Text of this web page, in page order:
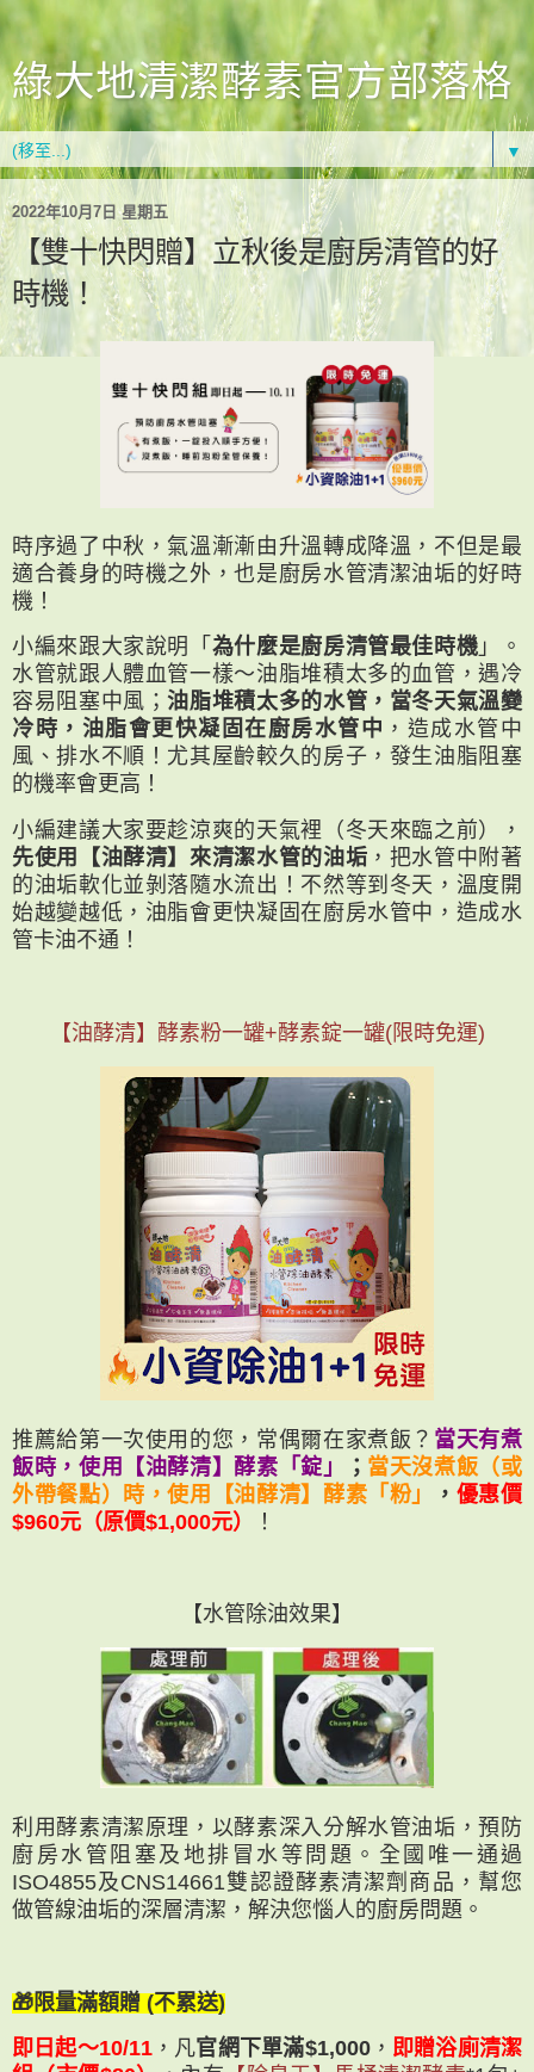
綠大地清潔酵素官方部落格
▼
2022年10月7日 星期五
【雙十快閃贈】立秋後是廚房清管的好
時機！
時序過了中秋，氣溫漸漸由升溫轉成降溫，不但是最
適合養身的時機之外，也是廚房水管清潔油垢的好時
機！
小編來跟大家說明「 為什麼是廚房清管最佳時機 」。
水管就跟人體血管一樣～油脂堆積太多的血管，遇冷
容易阻塞中風； 油脂堆積太多的水管，當冬天氣溫變
冷時，油脂會更快凝固在廚房水管中 ，造成水管中
風、排水不順！尤其屋齡較久的房子，發生油脂阻塞
的機率會更高！
小編建議大家要趁涼爽的天氣裡（冬天來臨之前），
先使用【油酵清】來清潔水管的油垢 ，把水管中附著
的油垢軟化並剝落隨水流出！不然等到冬天，溫度開
始越變越低，油脂會更快凝固在廚房水管中，造成水
管卡油不通！
【油酵清】酵素粉一罐+酵素錠一罐(限時免運)
推薦給第一次使用的您，常偶爾在家煮飯？ 當天有煮
飯時，使用【油酵清】酵素「錠」
； 當天沒煮飯（或
外帶餐點）時，使用【油酵清】酵素「粉」
， 優惠價
$960元（原價$1,000元）
！
【水管除油效果】
利用酵素清潔原理，以酵素深入分解水管油垢，預防
廚房水管阻塞及地排冒水等問題。全國唯一通過
ISO4855及CNS14661雙認證酵素清潔劑商品，幫您
做管線油垢的深層清潔，解決您惱人的廚房問題。
🎁限量滿額贈 (不累送)
即日起～10/11，凡官網下單滿$1,000， 即贈浴廁清潔